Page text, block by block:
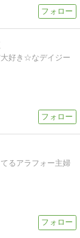
好き☆なデイジー
るアラフォー主婦